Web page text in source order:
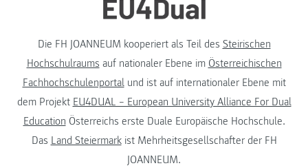
Die FH JOANNEUM kooperiert als Teil des Steirischen
Hochschulraums auf nationaler Ebene im Österreichischen
Fachhochschulenportalund ist auf internationaler Ebene mit
dem Projekt EU4DUAL – European University Alliance For Dual
Education Österreichs erste Duale Europäische Hochschule.
Das Land Steiermarkist Mehrheitsgesellschafter der FH
JOANNEUM.